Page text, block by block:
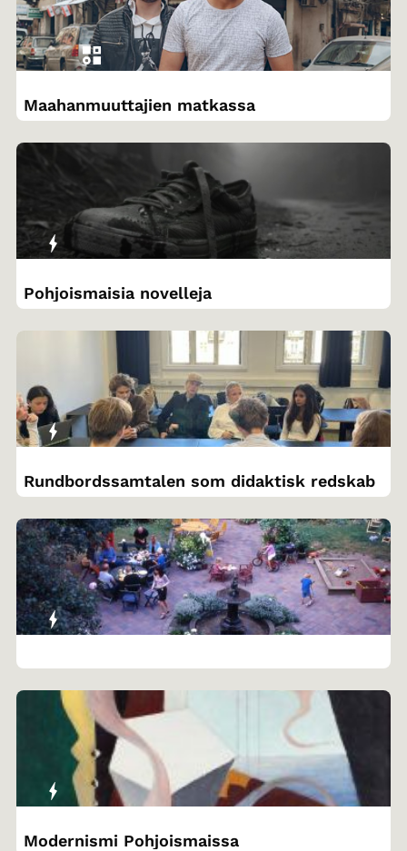
Maahanmuuttajien matkassa
Pohjoismaisia novelleja
Rundbordssamtalen som didaktisk redskab
Modernismi Pohjoismaissa